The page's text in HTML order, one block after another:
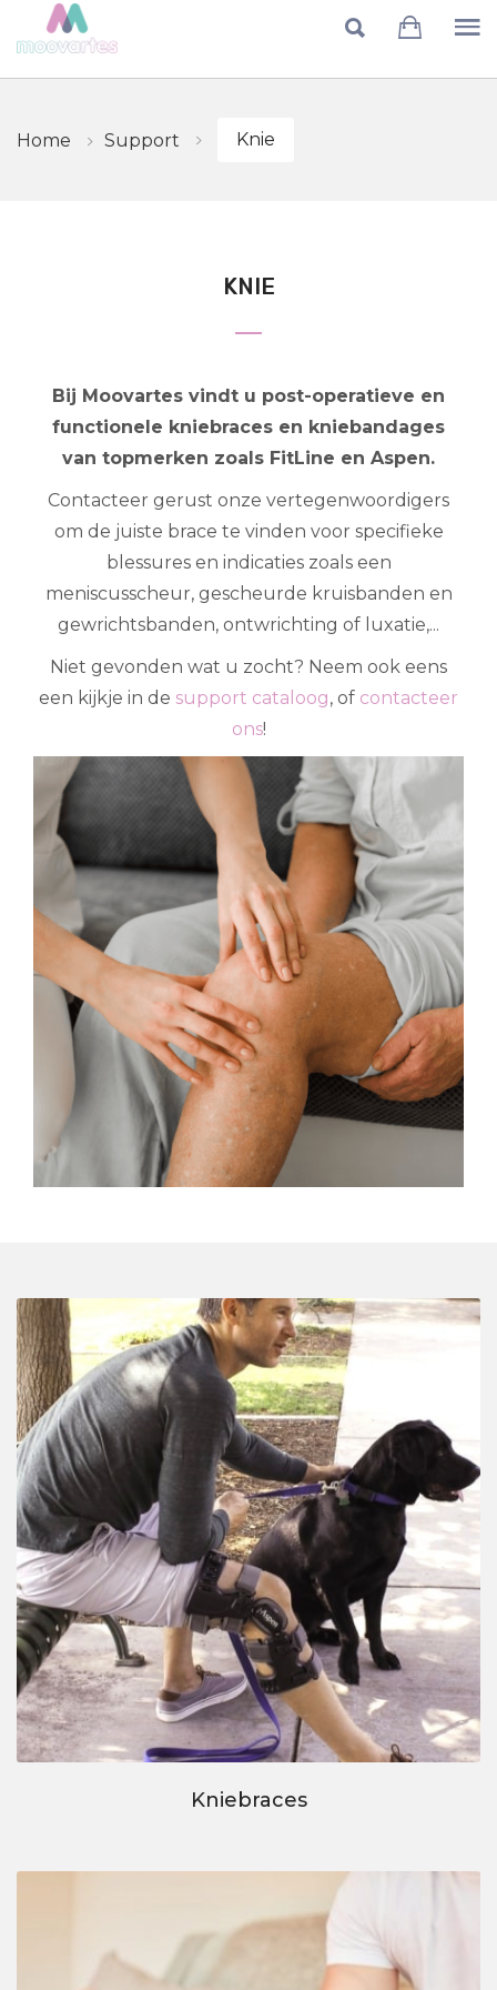
Skip to main content
Home Support Knie
KNIE
Bij Moovartes vindt u post-operatieve en
functionele kniebraces en kniebandages
van topmerken zoals FitLine en Aspen.
Contacteer gerust onze vertegenwoordigers
om de juiste brace te vinden voor specifieke
blessures en indicaties zoals een
meniscusscheur, gescheurde kruisbanden en
gewrichtsbanden, ontwrichting of luxatie,...
Niet gevonden wat u zocht? Neem ook eens
een kijkje in de support cataloog, of contacteer
ons!
Kniebraces